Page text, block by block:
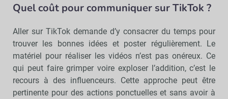
Quel coût pour communiquer sur TikTok ?
Aller sur TikTok demande d’y consacrer du temps pour
trouver les bonnes idées et poster régulièrement. Le
matériel pour réaliser les vidéos n’est pas onéreux. Ce
qui peut faire grimper voire exploser l’addition, c’est le
recours à des influenceurs. Cette approche peut être
pertinente pour des actions ponctuelles et sans avoir à